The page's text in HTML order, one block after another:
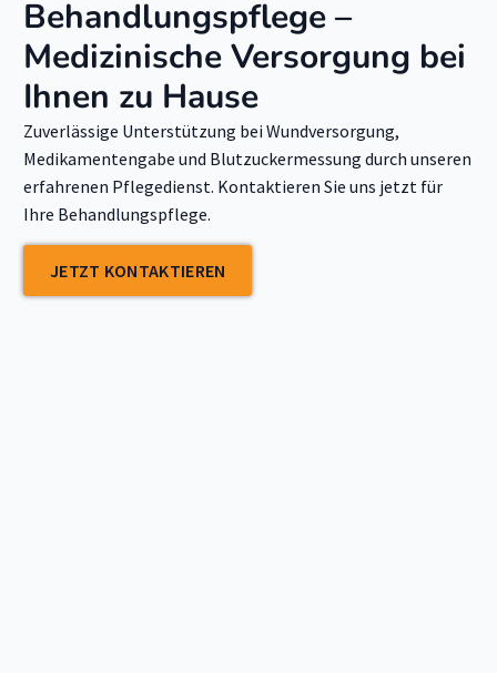
Behandlungspflege –
Medizinische Versorgung bei
Ihnen zu Hause
Zuverlässige Unterstützung bei Wundversorgung,
Medikamentengabe und Blutzuckermessung durch unseren
erfahrenen Pflegedienst. Kontaktieren Sie uns jetzt für
Ihre Behandlungspflege.
JETZT KONTAKTIEREN